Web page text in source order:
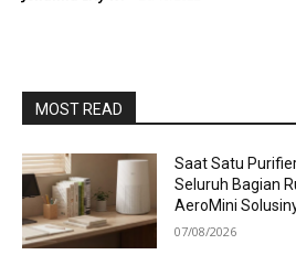
MOST READ
Saat Satu
Seluruh Bagian
AeroMini
07/08/2026